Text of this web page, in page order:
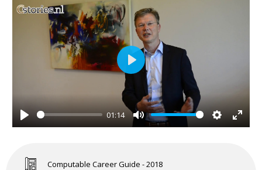
Play
01:14
Mute Settings
Enter
Play
Computable Career Guide - 2018